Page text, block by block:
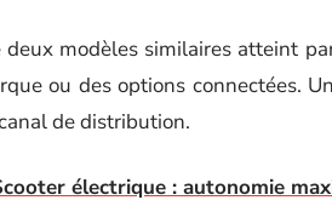
deux modèles similaires atteint
ou des options connectées.
de distribution.
électrique : autonomie